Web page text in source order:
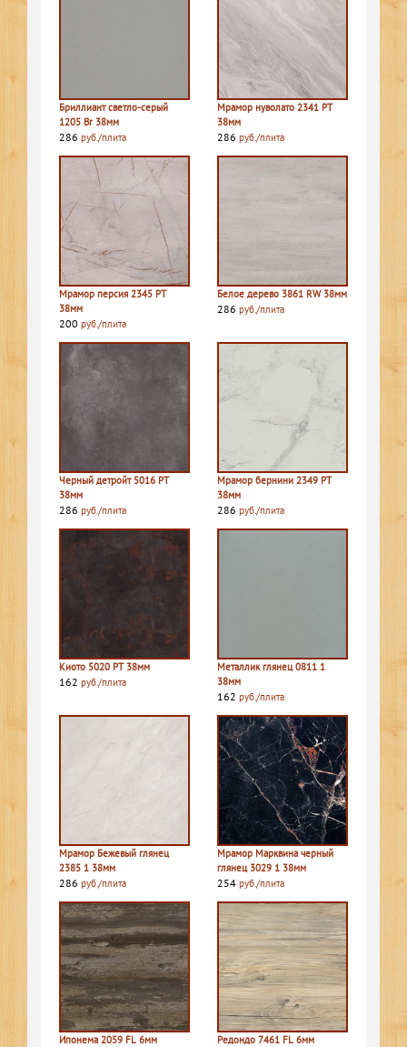
Бриллиант светло-серый
1205 Br 38мм
286 руб./плита
Мрамор нуволато 2341 PT
38мм
286 руб./плита
Мрамор персия 2345 PT
38мм
200 руб./плита
Белое дерево 3861 RW 38мм
286 руб./плита
Черный детройт 5016 PT
38мм
286 руб./плита
Мрамор бернини 2349 PT
38мм
286 руб./плита
Киото 5020 PT 38мм
162 руб./плита
Металлик глянец 0811 1
38мм
162 руб./плита
Мрамор Бежевый глянец
2385 1 38мм
286 руб./плита
Мрамор Марквина черный
глянец 3029 1 38мм
254 руб./плита
Ипонема 2059 FL 6мм Редондо 7461 FL 6мм